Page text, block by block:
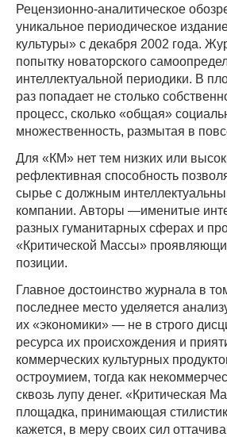
Рецензионно-аналитическое
уникальное периодическое
культуры» с декабря 2002 года.
попытку новаторского
интеллектуальной периодики. В
раз попадает не столько
процесс, сколько «общая»
множественность, размытая в
Для «КМ» нет тем низких или
рефлективная способность
сырье с должным
компании. Авторы —именитые
разных гуманитарных сферах и
«Критической Массы»
позиции.
Главное достоинство журнала в
последнее место уделяется
их «экономики» — не в строго
ресурса их происхождения и
коммерческих культурных
остроумием, тогда как
сквозь лупу денег. «Критическая
площадка, принимающая
кажется, в меру своих сил